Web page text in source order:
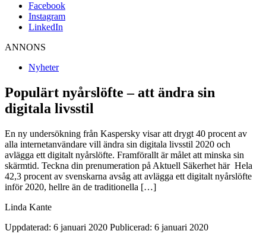
Facebook
Instagram
LinkedIn
ANNONS
Nyheter
Populärt nyårslöfte – att ändra sin
digitala livsstil
En ny undersökning från Kaspersky visar att drygt 40 procent av
alla internetanvändare vill ändra sin digitala livsstil 2020 och
avlägga ett digitalt nyårslöfte. Framförallt är målet att minska sin
skärmtid. Teckna din prenumeration på Aktuell Säkerhet här Hela
42,3 procent av svenskarna avsåg att avlägga ett digitalt nyårslöfte
inför 2020, hellre än de traditionella […]
Linda Kante
Uppdaterad: 6 januari 2020 Publicerad: 6 januari 2020